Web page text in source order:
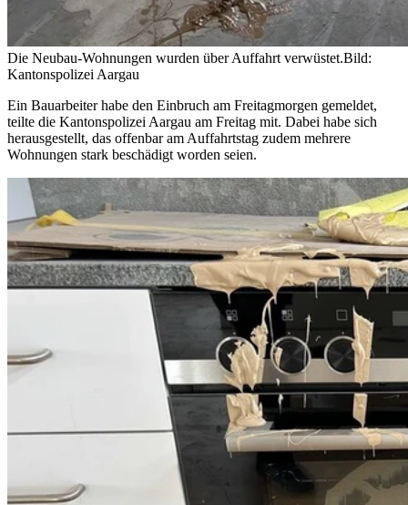
Die Neubau-Wohnungen wurden über Auffahrt verwüstet.Bild:
Kantonspolizei Aargau
Ein Bauarbeiter habe den Einbruch am Freitagmorgen gemeldet,
teilte die Kantonspolizei Aargau am Freitag mit. Dabei habe sich
herausgestellt, das offenbar am Auffahrtstag zudem mehrere
Wohnungen stark beschädigt worden seien.